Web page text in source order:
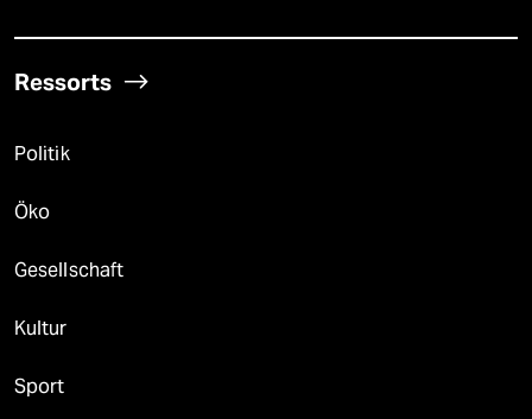
Ressorts
Politik
Öko
Gesellschaft
Kultur
Sport